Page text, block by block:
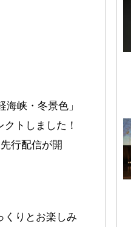
海峡・冬景色」
トしました！
行配信が開
くりとお楽しみ